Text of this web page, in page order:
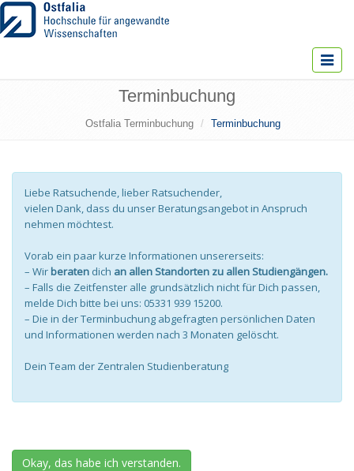
Toggle
Terminbuchung
Ostfalia Terminbuchung Terminbuchung
Liebe Ratsuchende, lieber Ratsuchender,
vielen Dank, dass du unser Beratungsangebot in Anspruch
nehmen möchtest.
Vorab ein paar kurze Informationen unsererseits:
– Wirberaten dich an allen Standorten zu allen Studiengängen.
– Falls die Zeitfenster alle grundsätzlich nicht für Dich passen,
melde Dich bitte bei uns: 05331 939 15200.
– Die in der Terminbuchung abgefragten persönlichen Daten
und Informationen werden nach 3 Monaten gelöscht.
Dein Team der Zentralen Studienberatung
Okay, das habe ich verstanden.